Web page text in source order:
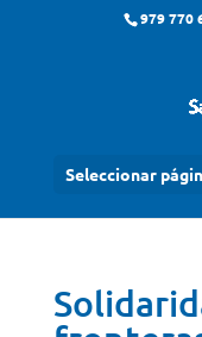
979 770
Seleccionar